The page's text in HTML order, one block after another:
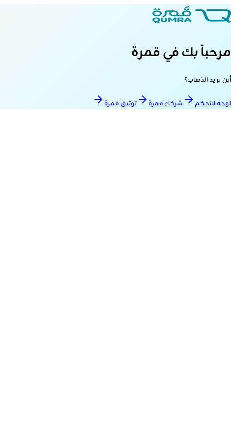
مرحباً بك في قمرة
أين تريد الذهاب؟
لوحة التحكم شركاء قمرة توثيق قمرة